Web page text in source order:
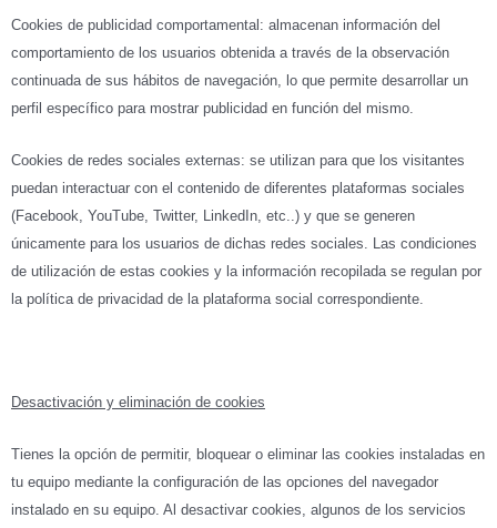
Cookies de publicidad comportamental: almacenan información del
comportamiento de los usuarios obtenida a través de la observación
continuada de sus hábitos de navegación, lo que permite desarrollar un
perfil específico para mostrar publicidad en función del mismo.
Cookies de redes sociales externas: se utilizan para que los visitantes
puedan interactuar con el contenido de diferentes plataformas sociales
(Facebook, YouTube, Twitter, LinkedIn, etc..) y que se generen
únicamente para los usuarios de dichas redes sociales. Las condiciones
de utilización de estas cookies y la información recopilada se regulan por
la política de privacidad de la plataforma social correspondiente.
Desactivación y eliminación de cookies
Tienes la opción de permitir, bloquear o eliminar las cookies instaladas en
tu equipo mediante la configuración de las opciones del navegador
instalado en su equipo. Al desactivar cookies, algunos de los servicios